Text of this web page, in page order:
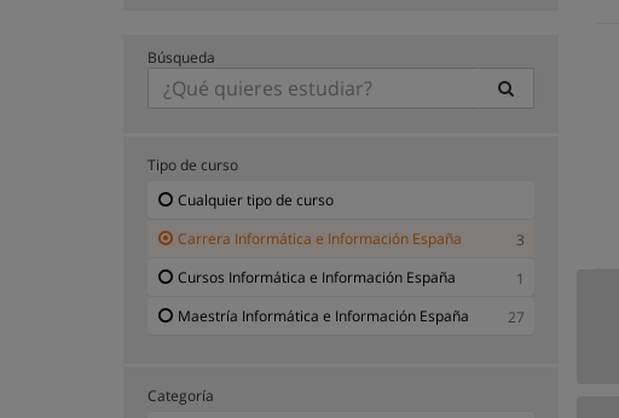
Búsqueda
Tipo de curso
Cualquier tipo de curso
Carrera Informática e Información España
3
Cursos Informática e Información España
1
Maestría Informática e Información España
27
Categoría